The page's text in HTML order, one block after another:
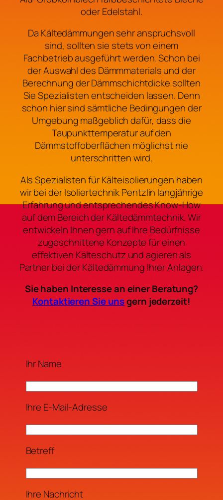
oder Edelstahl.
Da Kältedämmungen sehr anspruchsvoll
sind, sollten sie stets von einem
Fachbetrieb ausgeführt werden. Schon bei
der Auswahl des Dämmmaterials und der
Berechnung der Dämmschichtdicke sollten
Sie Spezialisten entscheiden lassen. Denn
schon hier sind sämtliche Bedingungen der
Umgebung maßgeblich dafür, dass die
Taupunkttemperatur auf den
Dämmstoffoberflächen möglichst nie
unterschritten wird.
Als Spezialisten für Kälteisolierungen haben
wir bei der Isoliertechnik Pentzlin langjährige
Erfahrung und entsprechendes Know-How
auf dem Bereich der Kältedämmtechnik. Wir
entwickeln Ihnen gern auf Ihre Bedürfnisse
zugeschnittene Konzepte für einen
effektiven Kälteschutz und agieren als
Partner bei der Kältedämmung Ihrer Anlagen.
Sie haben Interesse an einer Beratung?
Kontaktieren Sie unsgern jederzeit!
Ihr Name
Ihre E-Mail-Adresse
Betreff
Ihre Nachricht